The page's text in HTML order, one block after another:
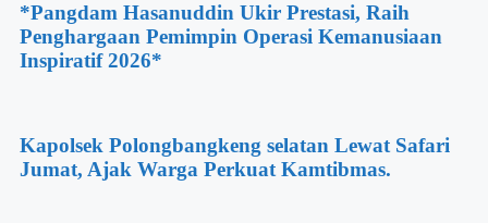
*Pangdam Hasanuddin Ukir Prestasi, Raih
Penghargaan Pemimpin Operasi Kemanusiaan
Inspiratif 2026*
Kapolsek Polongbangkeng selatan Lewat Safari
Jumat, Ajak Warga Perkuat Kamtibmas.